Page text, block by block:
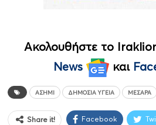
Ακολουθήστε το
News
και
ΑΣΉΜΙ ΔΗΜΌΣΙΑ ΥΓΕΊΑ ΜΕΣΑΡΆ
Share it! Facebook